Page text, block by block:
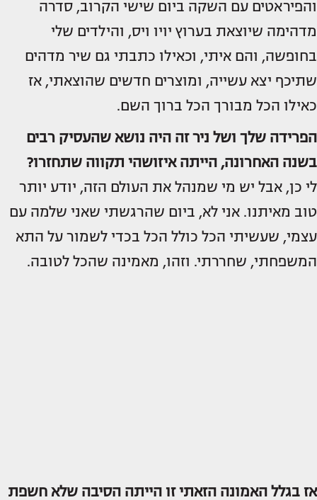
והפיראטים עם השקה ביום שישי הקרוב, סדרה
מדהימה שיוצאת בערוץ יויו ויס, והילדים שלי
בחופשה, והם איתי, וכאילו כתבתי גם שיר מדהים
שתיכף יצא עשייה, ומוצרים חדשים שהוצאתי, אז
כאילו הכל מבורך הכל ברוך השם.
הפרידה שלך ושל ניר זה היה נושא שהעסיק רבים
בשנה האחרונה, הייתה איזושהי תקווה שתחזרו?
לי כן, אבל יש מי שמנהל את העולם הזה, יודע יותר
טוב מאיתנו. אני לא, ביום שהרגשתי שאני שלמה עם
עצמי, שעשיתי הכל כולל הכל בכדי לשמור על התא
המשפחתי, שחררתי. וזהו, מאמינה שהכל לטובה.
אז בגלל האמונה הזאתי זו הייתה הסיבה שלא חשפת